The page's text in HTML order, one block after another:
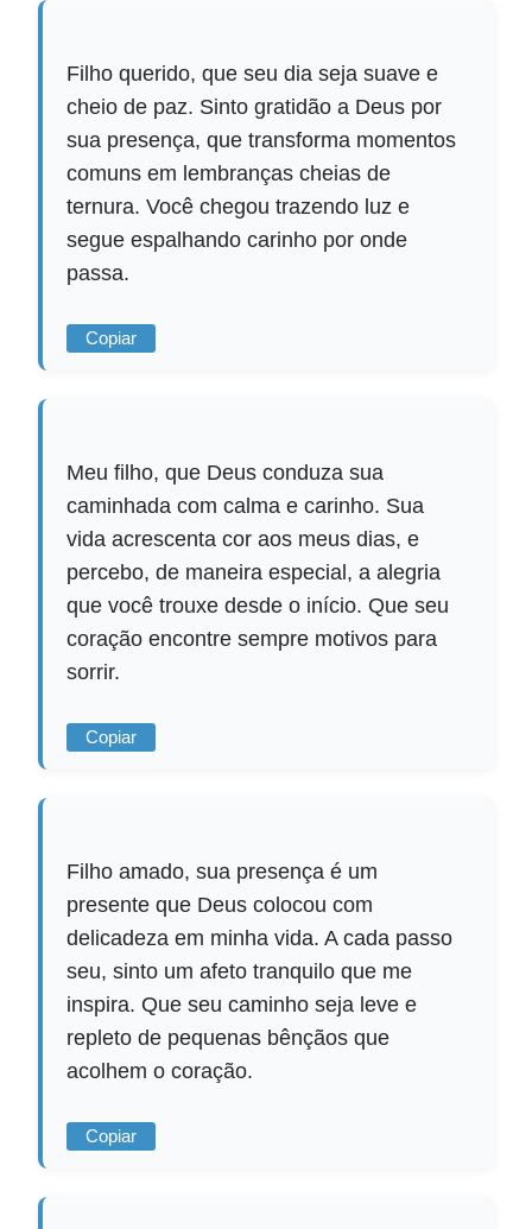
Filho querido, que seu dia seja suave e
cheio de paz. Sinto gratidão a Deus por
sua presença, que transforma momentos
comuns em lembranças cheias de
ternura. Você chegou trazendo luz e
segue espalhando carinho por onde
passa.
Copiar
Meu filho, que Deus conduza sua
caminhada com calma e carinho. Sua
vida acrescenta cor aos meus dias, e
percebo, de maneira especial, a alegria
que você trouxe desde o início. Que seu
coração encontre sempre motivos para
sorrir.
Copiar
Filho amado, sua presença é um
presente que Deus colocou com
delicadeza em minha vida. A cada passo
seu, sinto um afeto tranquilo que me
inspira. Que seu caminho seja leve e
repleto de pequenas bênçãos que
acolhem o coração.
Copiar